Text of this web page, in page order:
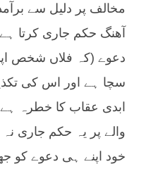
مخالف پر دلیل سے
آھنگ حکم جاری کرتا
دعوے (کہ فلاں شخص
سچا ہے اور اس کی
ابدی عقاب کا خطرہ
والے پر یہ حکم جاری
خود اپنے ہی دعوے کو